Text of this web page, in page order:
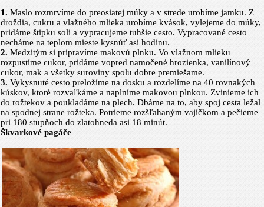
1. Maslo rozmrvíme do preosiatej múky a v strede urobíme jamku. Z
droždia, cukru a vlažného mlieka urobíme kvások, vylejeme do múky,
pridáme štipku soli a vypracujeme tuhšie cesto. Vypracované cesto
necháme na teplom mieste kysnúť asi hodinu.
2. Medzitým si pripravíme makovú plnku. Vo vlažnom mlieku
rozpustíme cukor, pridáme vopred namočené hrozienka, vanilínový
cukor, mak a všetky suroviny spolu dobre premiešame.
3. Vykysnuté cesto preložíme na dosku a rozdelíme na 40 rovnakých
kúskov, ktoré rozvaľkáme a naplníme makovou plnkou. Zvinieme ich
do rožtekov a poukladáme na plech. Dbáme na to, aby spoj cesta ležal
na spodnej strane rožteka. Potrieme rozšľahaným vajíčkom a pečieme
pri 180 stupňoch do zlatohneda asi 18 minút.
Škvarkové pagáče